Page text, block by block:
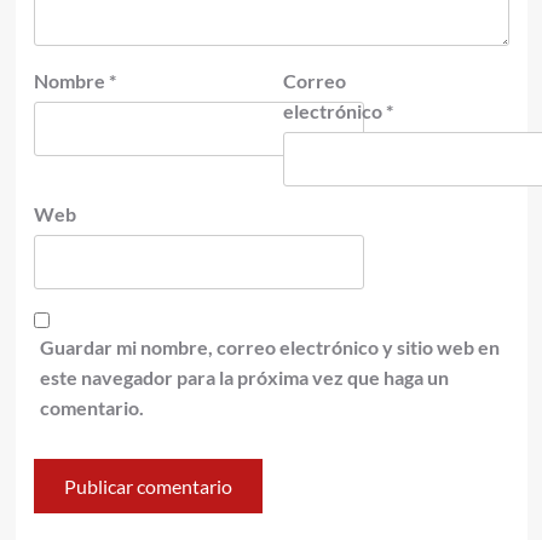
Nombre *
Correo
electrónico *
Web
Guardar mi nombre, correo electrónico y sitio web en
este navegador para la próxima vez que haga un
comentario.